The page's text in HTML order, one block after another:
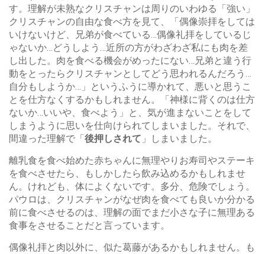
す。理解が未熟なクリスチャンは周りのいわゆる「強い」
クリスチャンの自由な食べ方を見て、「偶像崇拝をしては
いけないけど、兄弟が食べている…偶像礼拝をしているじ
ゃないか…どうしよう…近所の方がわざわざ私にも肉を差
し出した。肉を食べる機会がめったにない…兄弟と違う行
動をとったらクリスチャンとしてどう思われるんだろう…
自分もしようか…」というふうに導かれて、悪いと思うこ
とを仕方なくするかもしれません。「神様に背くのは仕方
ないか…いいや、食べよう」と、気が進まないことをして
しまうように思いを仕向けられてしまいました。それで、
間違った理解で「後押しされて 」しまいました。
離乳食を食べ始めた赤ちゃんに無理やりお寿司やステーキ
を食べさせたら、もしかしたら飲み込めるかもしれませ
ん。けれども、体によくないです。多分、危険でしょう。
パウロは、クリスチャンがなぜ肉を食べても良いか分かる
前に食べさせるのは、理解の面でまだ小さな子に無理ある
食事をさせることだと言っています。
偶像礼拝と肉以外に、似た葛藤があるかもしれません。も